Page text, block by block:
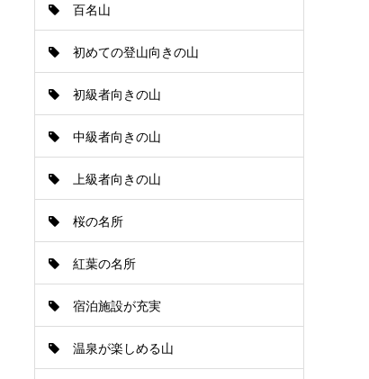
百名山
初めての登山向きの山
初級者向きの山
中級者向きの山
上級者向きの山
桜の名所
紅葉の名所
宿泊施設が充実
温泉が楽しめる山